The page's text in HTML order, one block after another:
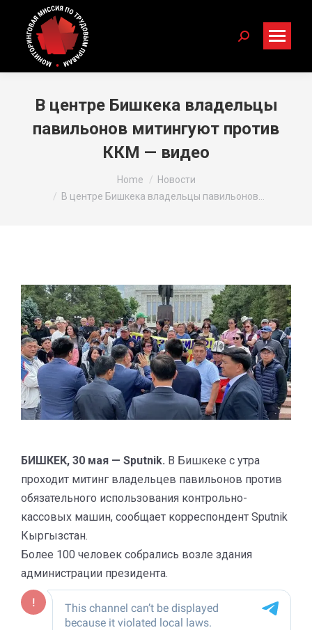
Search:
В центре Бишкека владельцы
павильонов митингуют против
ККМ — видео
Home
Новости
В центре Бишкека владельцы павильонов…
БИШКЕК, 30 мая — Sputnik. В Бишкеке с утра
проходит митинг владельцев павильонов против
обязательного использования контрольно-
кассовых машин, сообщает корреспондент Sputnik
Кыргызстан.
Более 100 человек собрались возле здания
администрации президента.